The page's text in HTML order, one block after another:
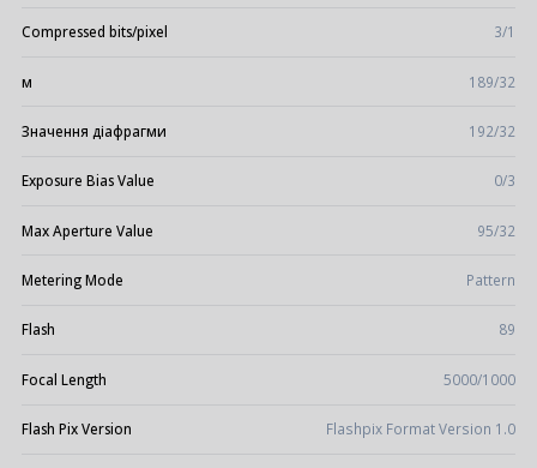
Compressed bits/pixel 3/1
м 189/32
Значення діафрагми 192/32
Exposure Bias Value 0/3
Max Aperture Value 95/32
Metering Mode Pattern
Flash 89
Focal Length 5000/1000
Flash Pix Version Flashpix Format Version 1.0